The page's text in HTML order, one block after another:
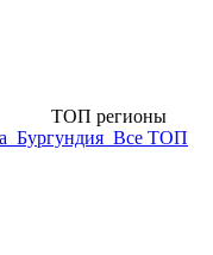
ТОП регионы
Бургундия Все ТОП